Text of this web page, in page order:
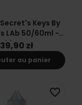
Keys By
LAb 50/60ml -
White Key
39,90 zł
au panier
favorite_border